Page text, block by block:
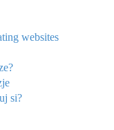
websites
si?